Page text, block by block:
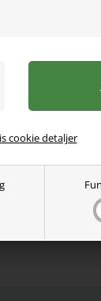
cookie detaljer
I
Se